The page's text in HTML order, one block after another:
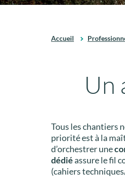
Accueil
Un
Tous les chantiers
priorité est à la
d’orchestrer une
dédiéassure le fil
(cahiers